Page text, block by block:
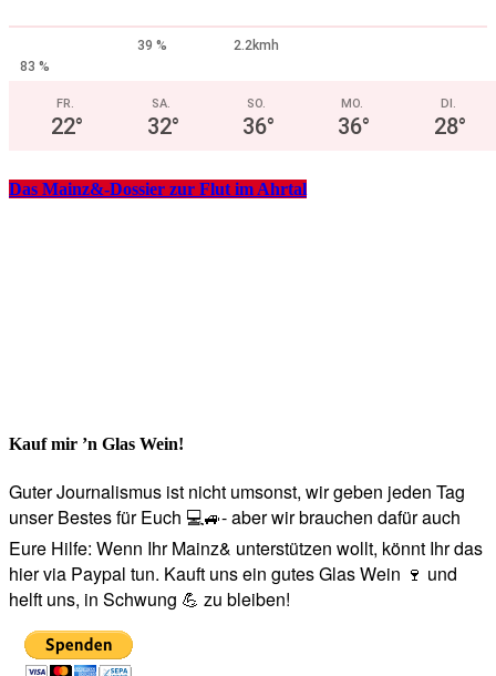
39 %
2.2kmh
83 %
FR.
22°
SA.
32°
SO.
36°
MO.
36°
DI.
28°
Das Mainz&-Dossier zur Flut im Ahrtal
Kauf mir ’n Glas Wein!
Guter Journalismus ist nicht umsonst, wir geben jeden Tag
unser Bestes für Euch 💻🚙- aber wir brauchen dafür auch
Eure Hilfe: Wenn Ihr Mainz& unterstützen wollt, könnt Ihr das
hier via Paypal tun. Kauft uns ein gutes Glas Wein 🍷 und
helft uns, in Schwung 💪 zu bleiben!